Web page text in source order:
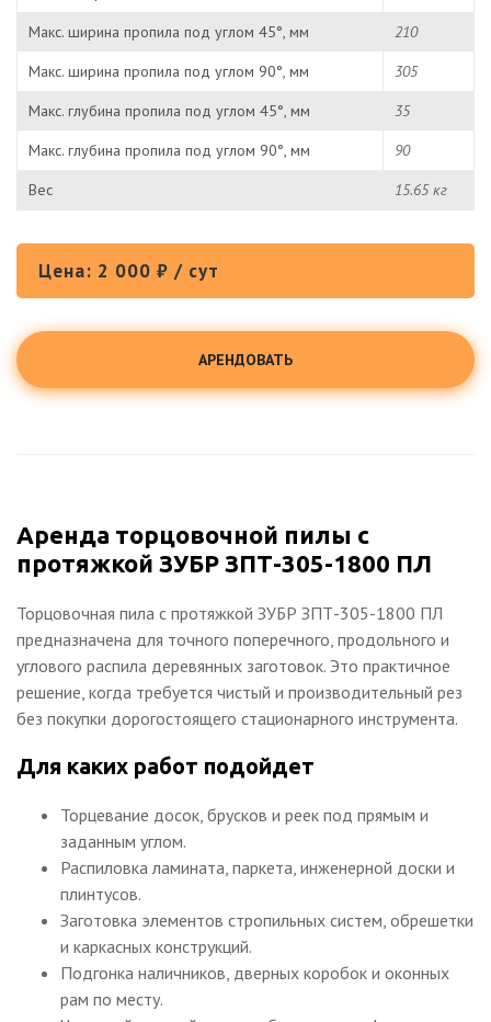
Макс. ширина пропила под углом 45°, мм
210
Макс. ширина пропила под углом 90°, мм
305
Макс. глубина пропила под углом 45°, мм
35
Макс. глубина пропила под углом 90°, мм
90
Вес
15.65 кг
Цена: 2 000 ₽ / сут
АРЕНДОВАТЬ
Аренда торцовочной пилы с
протяжкой ЗУБР ЗПТ-305-1800 ПЛ
Торцовочная пила с протяжкой ЗУБР ЗПТ-305-1800 ПЛ
предназначена для точного поперечного, продольного и
углового распила деревянных заготовок. Это практичное
решение, когда требуется чистый и производительный рез
без покупки дорогостоящего стационарного инструмента.
Для каких работ подойдет
Торцевание досок, брусков и реек под прямым и
заданным углом.
Распиловка ламината, паркета, инженерной доски и
плинтусов.
Заготовка элементов стропильных систем, обрешетки
и каркасных конструкций.
Подгонка наличников, дверных коробок и оконных
рам по месту.